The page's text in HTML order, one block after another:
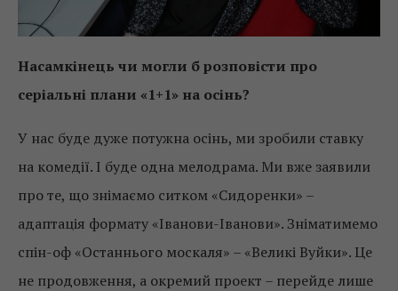
Насамкінець чи могли б розповісти про
серіальні плани «1+1» на осінь?
У нас буде дуже потужна осінь, ми зробили ставку
на комедії. І буде одна мелодрама. Ми вже заявили
про те, що знімаємо ситком «Сидоренки» –
адаптація формату «Іванови-Іванови». Зніматимемо
спін-оф «Останнього москаля» – «Великі Вуйки». Це
не продовження, а окремий проект – перейде лише